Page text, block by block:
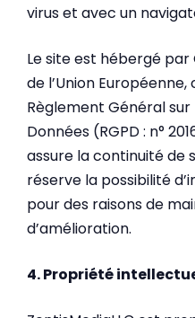
virus et avec un
Le site est hébergé
de l’Union
Règlement Général
Données (RGPD : n°
assure la continuité de
réserve la possibilité
pour des raisons de
d’amélioration.
4. Propriété